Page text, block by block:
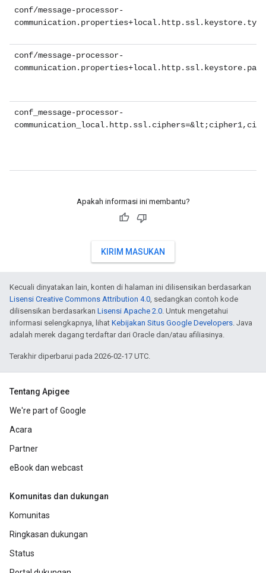
conf/message-processor-
conf/message-processor-
conf_message-processor-
Apakah informasi ini membantu?
KIRIM MASUKAN
Kecuali dinyatakan lain, konten di halaman ini dilisensikan berdasarkan
Lisensi Creative Commons Attribution 4.0, sedangkan contoh kode
dilisensikan berdasarkan Lisensi Apache 2.0. Untuk mengetahui
informasi selengkapnya, lihat Kebijakan Situs Google Developers. Java
adalah merek dagang terdaftar dari Oracle dan/atau afiliasinya.
Terakhir diperbarui pada 2026-02-17 UTC.
Tentang Apigee
We're part of Google
Acara
Partner
eBook dan webcast
Komunitas dan dukungan
Komunitas
Ringkasan dukungan
Status